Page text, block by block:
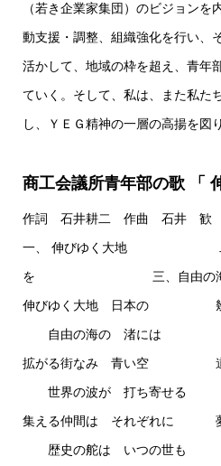
（若き企業家集団）のビジョン
動支援・調整、組織強化を行い、
活かして、地域の枠を超え、青年
ていく。そして、私は、また私た
し、ＹＥＧ精神の一層の高揚を図
商工会議所青年部の歌 「
作詞 石井耕二 作曲 石井 歓
一、 伸びゆく大地 二
を 三、自由の海
伸びゆく大地 日本の
自由の海の 渚には
拡がる街なみ 青い空 道
世界の波が 打ち寄せる
集える仲間は それぞれに 夢
歴史の舵は いつの世も